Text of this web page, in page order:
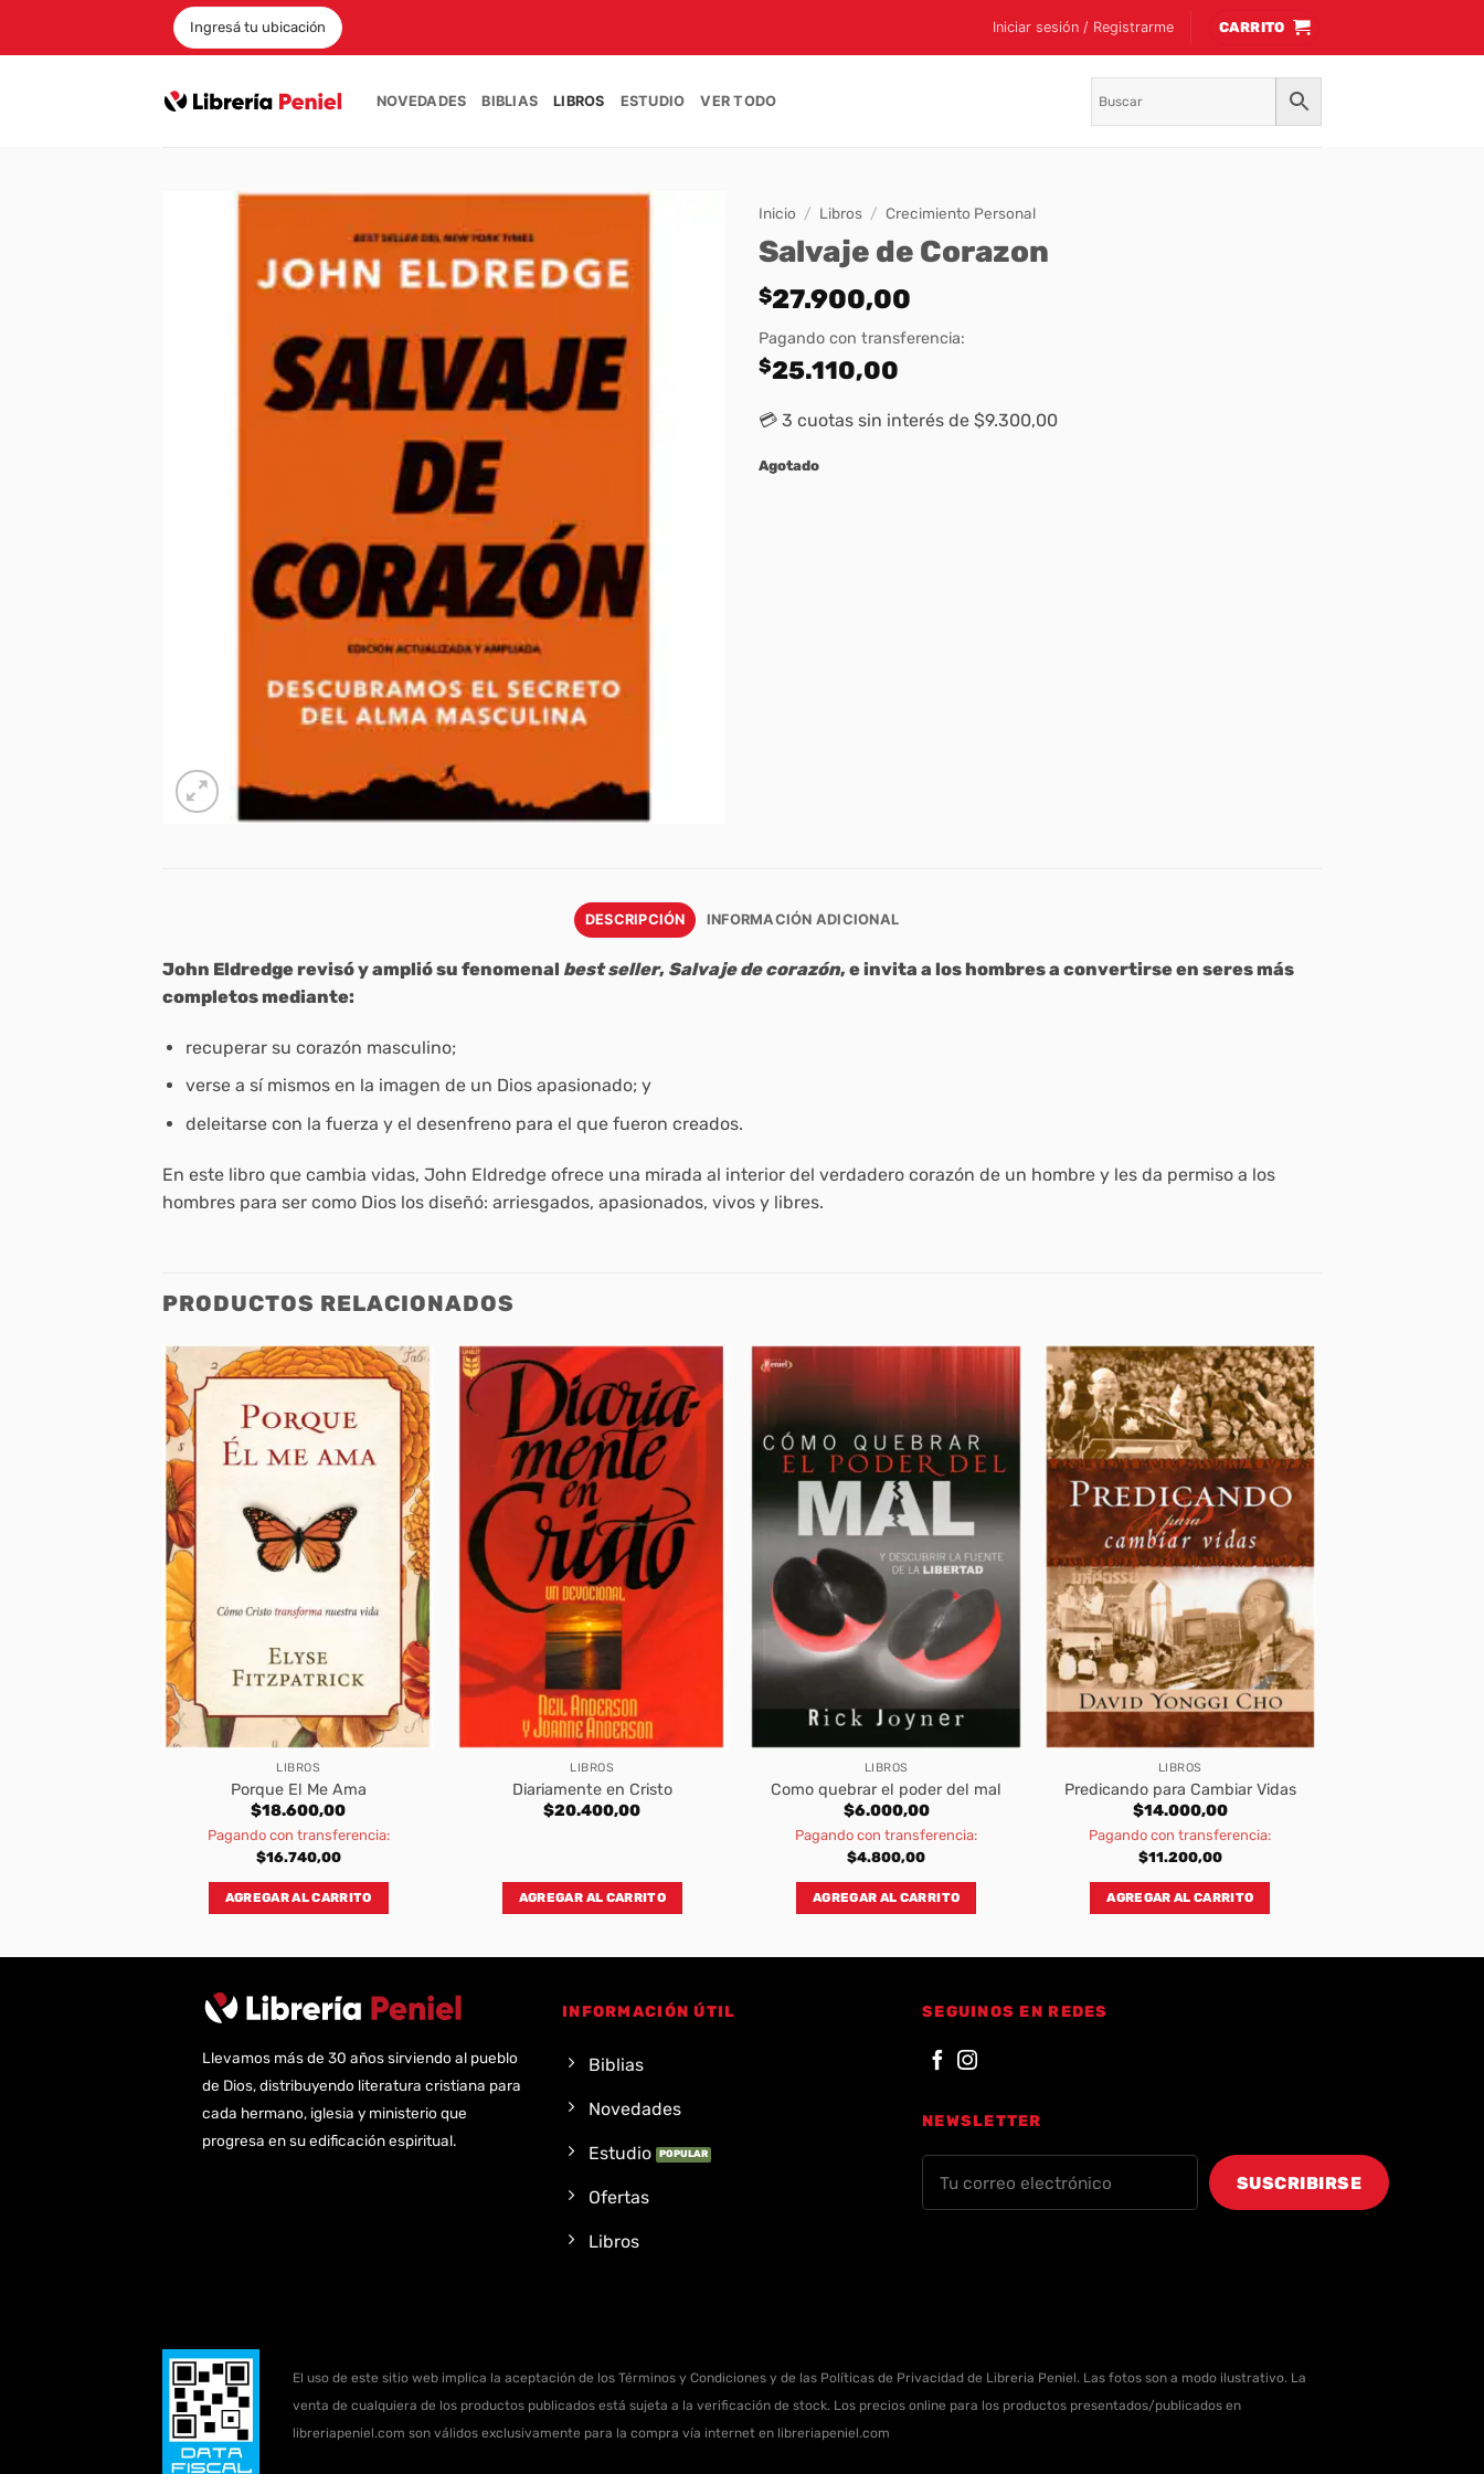
Ingresá tu ubicación Iniciar sesión / Registrarme CARRITO
NOVEDADES BIBLIAS LIBROS ESTUDIO VER TODO
Inicio / Libros / Crecimiento Personal
Salvaje de Corazon
$27.900,00
Pagando con transferencia:
$25.110,00
💳 3 cuotas sin interés de $9.300,00
Agotado
DESCRIPCIÓN INFORMACIÓN ADICIONAL
John Eldredge revisóy amplió su fenomenal best seller, Salvaje de corazón, e invita a los hombres a convertirse en seres más
completos mediante:
recuperar su corazón masculino;
verse a sí mismos en la imagen de un Dios apasionado; y
deleitarse con la fuerza y el desenfreno para el que fueron creados.
En este libro que cambia vidas, John Eldredge ofrece una mirada al interior del verdadero corazón de un hombre y les da permiso a los
hombres para ser como Dios los diseñó: arriesgados, apasionados, vivos y libres.
PRODUCTOS RELACIONADOS
LIBROS
Porque El Me Ama
$18.600,00
Pagando con transferencia:
$16.740,00
AGREGAR AL CARRITO
LIBROS
Diariamente en Cristo
$20.400,00
AGREGAR AL CARRITO
LIBROS
Como quebrar el poder del mal
$6.000,00
Pagando con transferencia:
$4.800,00
AGREGAR AL CARRITO
LIBROS
Predicando para Cambiar Vidas
$14.000,00
Pagando con transferencia:
$11.200,00
AGREGAR AL CARRITO
Llevamos más de 30 años sirviendo al pueblo
de Dios, distribuyendo literatura cristiana para
cada hermano, iglesia y ministerio que
progresa en su edificación espiritual.
INFORMACIÓN ÚTIL
Biblias
Novedades
Estudio
Ofertas
Libros
SEGUINOS EN REDES
NEWSLETTER
El uso de este sitio web implica la aceptación de los Términos y Condiciones y de las Políticas de Privacidad de Libreria Peniel. Las fotos son a modo ilustrativo. La
venta de cualquiera de los productos publicados está sujeta a la verificación de stock. Los precios online para los productos presentados/publicados en
libreriapeniel.com son válidos exclusivamente para la compra vía internet en libreriapeniel.com